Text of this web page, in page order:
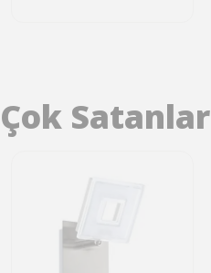
Çok Satanlar